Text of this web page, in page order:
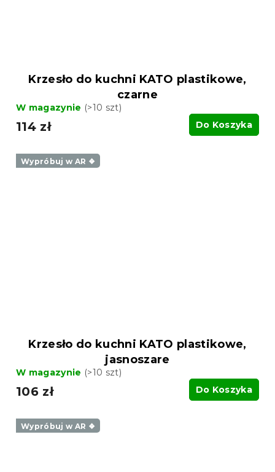
Krzesło do kuchni KATO plastikowe,
czarne
W magazynie (>10 szt)
114 zł Do Koszyka
Wypróbuj w AR ❖
Krzesło do kuchni KATO plastikowe,
jasnoszare
W magazynie (>10 szt)
106 zł Do Koszyka
Wypróbuj w AR ❖